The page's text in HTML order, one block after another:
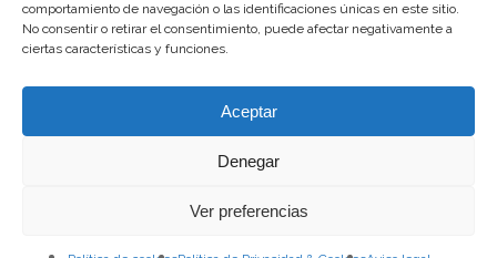
comportamiento de navegación o las identificaciones únicas en este sitio.
No consentir o retirar el consentimiento, puede afectar negativamente a
ciertas características y funciones.
Aceptar
Denegar
Ver preferencias
© 2026 Canary Islands Film.
Protección de datos